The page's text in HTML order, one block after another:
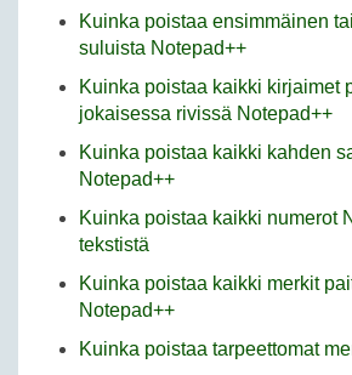
Kuinka poistaa ensimmäinen
suluista Notepad++
Kuinka poistaa kaikki kirjaimet
jokaisessa rivissä Notepad++
Kuinka poistaa kaikki kahden
Notepad++
Kuinka poistaa kaikki numerot
tekstistä
Kuinka poistaa kaikki merkit
Notepad++
Kuinka poistaa tarpeettomat